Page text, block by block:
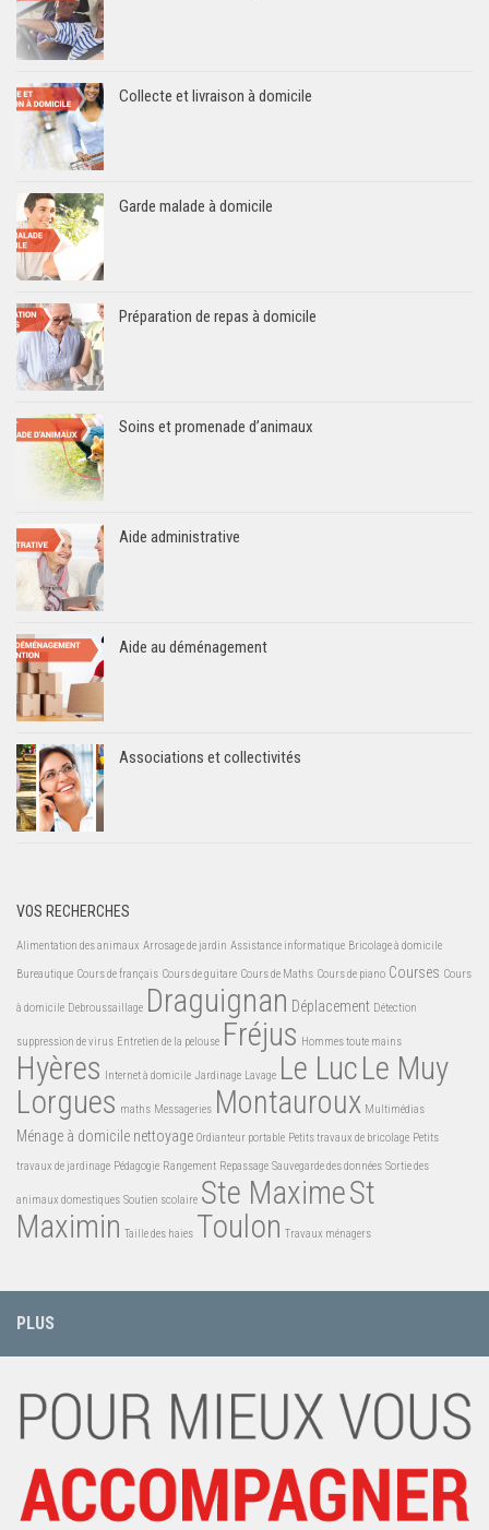
Collecte et livraison à domicile
Garde malade à domicile
Préparation de repas à domicile
Soins et promenade d’animaux
Aide administrative
Aide au déménagement
Associations et collectivités
VOS RECHERCHES
Alimentation des animaux Arrosage de jardin Assistance informatique Bricolage à domicile
Bureautique Cours de français Cours de guitare Cours de Maths Cours de piano Courses Cours
à domicile Debroussaillage Draguignan Déplacement Détection
suppression de virus Entretien de la pelouse Fréjus Hommes toute mains
Hyères Internet à domicile Jardinage Lavage Le LucLe Muy
Lorgues maths Messageries Montauroux Multimédias
Ménage à domicile nettoyage Ordianteur portable Petits travaux de bricolage Petits
travaux de jardinage Pédagogie Rangement Repassage Sauvegarde des données Sortie des
animaux domestiques Soutien scolaire Ste MaximeSt
Maximin Taille des haies Toulon Travaux ménagers
PLUS